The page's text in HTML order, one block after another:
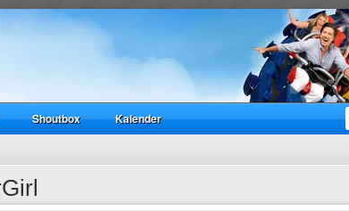
Shoutbox Kalender